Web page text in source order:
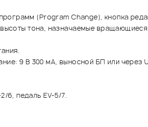
(Program Change), кнопка
тона, назначаемые
9 В 300 мА, выносной БП или через
6, педаль EV-5/7.